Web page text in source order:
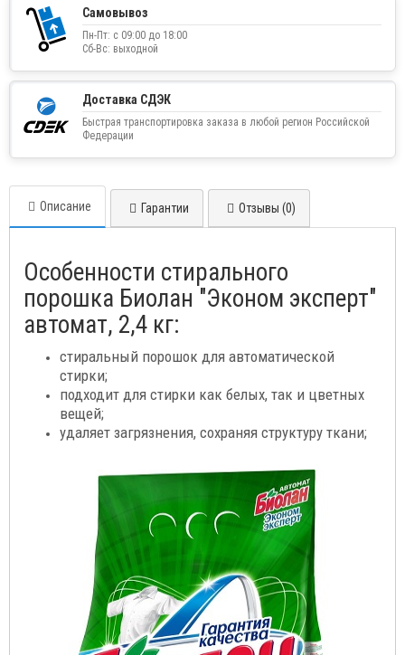
Самовывоз
Пн-Пт: с 09:00 до 18:00
Сб-Вс: выходной
Доставка СДЭК
Быстрая транспортировка заказа в любой регион Российской
Федерации
Описание Гарантии Отзывы (0)
Особенности стирального
порошка Биолан "Эконом эксперт"
автомат, 2,4 кг:
стиральный порошок для автоматической
стирки;
подходит для стирки как белых, так и цветных
вещей;
удаляет загрязнения, сохраняя структуру ткани;